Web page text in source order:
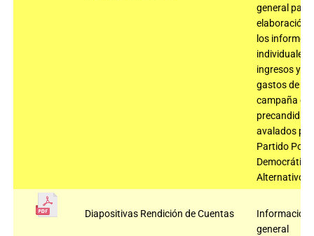
general para
elaboración
los informes
individuales
ingresos y
gastos de
campaña de
avalados
Partido Polo
Democrático
Alternativo
Diapositivas Rendición de Cuentas
Información
general